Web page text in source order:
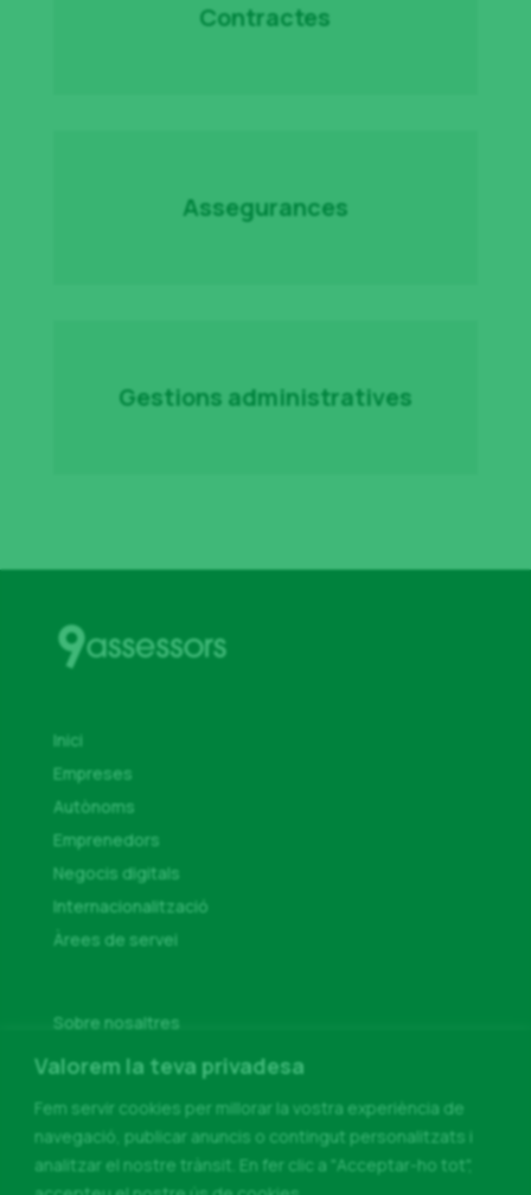
Valorem la teva privadesa
Fem servir cookies per millorar la vostra experiència de
navegació, publicar anuncis o contingut personalitzats i
analitzar el nostre trànsit. En fer clic a "Acceptar-ho tot",
Contractes
Assegurances
Gestions administratives
Inici
Empreses
Autònoms
Emprenedors
Negocis digitals
Internacionalització
Àrees de servei
Sobre nosaltres
Serveis GDPR
Demana
cita